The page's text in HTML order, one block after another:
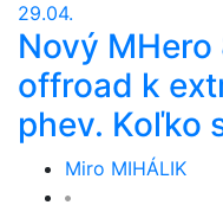
29.04.
Nový
offroad k
phev. Koľko
Miro MIHÁLIK